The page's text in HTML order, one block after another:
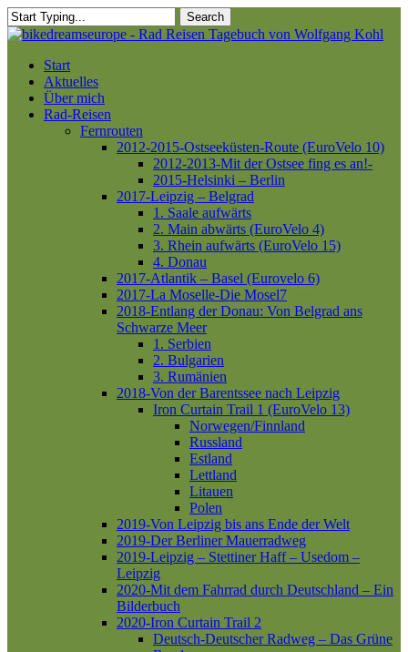
Skip
to
content
Search
Close
Menu
Start
Aktuelles
Über mich
Rad-Reisen
Fernrouten
2012-2015-Ostseeküsten-Route (EuroVelo 10)
2012-2013-Mit der Ostsee fing es an!-
2015-Helsinki – Berlin
2017-Leipzig – Belgrad
1. Saale aufwärts
2. Main abwärts (EuroVelo 4)
3. Rhein aufwärts (EuroVelo 15)
4. Donau
2017-Atlantik – Basel (Eurovelo 6)
2017-La Moselle-Die Mosel7
2018-Entlang der Donau: Von Belgrad ans
Schwarze Meer
1. Serbien
2. Bulgarien
3. Rumänien
2018-Von der Barentssee nach Leipzig
Iron Curtain Trail 1 (EuroVelo 13)
Norwegen/Finnland
Russland
Estland
Lettland
Litauen
Polen
2019-Von Leipzig bis ans Ende der Welt
2019-Der Berliner Mauerradweg
2019-Leipzig – Stettiner Haff – Usedom –
Leipzig
2020-Mit dem Fahrrad durch Deutschland – Ein
Bilderbuch
2020-Iron Curtain Trail 2
Deutsch-Deutscher Radweg – Das Grüne
Close